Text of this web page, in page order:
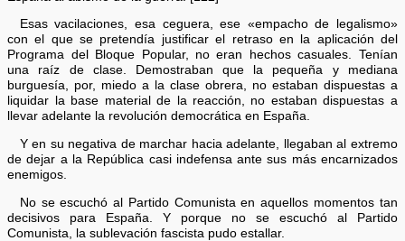
Esas vacilaciones, esa ceguera, ese «empacho de legalismo»
con el que se pretendía justificar el retraso en la aplicación del
Programa del Bloque Popular, no eran hechos casuales. Tenían
una raíz de clase. Demostraban que la pequeña y mediana
burguesía, por, miedo a la clase obrera, no estaban dispuestas a
liquidar la base material de la reacción, no estaban dispuestas a
llevar adelante la revolución democrática en España.
Y en su negativa de marchar hacia adelante, llegaban al extremo
de dejar a la República casi indefensa ante sus más encarnizados
enemigos.
No se escuchó al Partido Comunista en aquellos momentos tan
decisivos para España. Y porque no se escuchó al Partido
Comunista, la sublevación fascista pudo estallar.